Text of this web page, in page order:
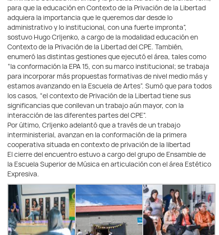
para que la educación en Contexto de la Privación de la Libertad
adquiera la importancia que le queremos dar desde lo
administrativo y lo institucional, con una fuerte impronta”,
sostuvo Hugo Crljenko, a cargo de la modalidad educación en
Contexto de la Privación de la Libertad del CPE. También,
enumeró las distintas gestiones que ejecutó el área, tales como
“la conformación la EPA 15, con su marco institucional; se trabaja
para incorporar más propuestas formativas de nivel medio más y
estamos avanzando en la Escuela de Artes”. Sumó que para todos
los casos, “el contexto de Privación de la Libertad tiene sus
significancias que conllevan un trabajo aún mayor, con la
interacción de las diferentes partes del CPE”.
Por último, Crljenko adelantó que a través de un trabajo
interministerial, avanzan en la conformación de la primera
cooperativa situada en contexto de privación de la libertad
El cierre del encuentro estuvo a cargo del grupo de Ensamble de
la Escuela Superior de Música en articulación con el área Estético
Expresiva.